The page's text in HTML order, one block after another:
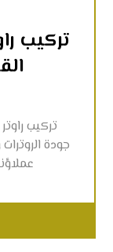
تركيب
تركيب
جودة